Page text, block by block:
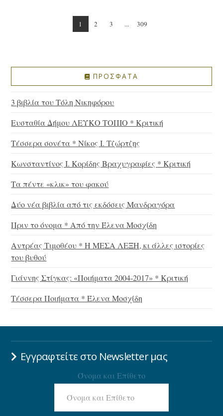
1 2 3 ... 309
ΠΡΟΣΦΑΤΑ
3 βιβλία του Τόλη Νικηφόρου
Ευσταθία Δήμου ΛΕΥΚΟ ΤΟΠΙΟ * Κριτική
Τέσσερα σονέτα * Νίκος Ι. Τζώρτζης
Κωνσταντίνος Ι. Κορίδης Βραχυγραφίες * Κριτική
Τα πέντε «κλικ» του φακού
Δύο νέα βιβλία από τις εκδόσεις Μανδραγόρα
Πριν το όνομα * Από την Έλενα Μοσχίδη
Αντρέας Τιμοθέου * Η ΜΕΣΑ ΛΕΞΗ, κι άλλες ιστορίες
του βυθού
Γιάννης Στίγκας: «Ποιήματα 2004-2017» * Κριτική
Τέσσερα Ποιήματα * Έλενα Μοσχίδη
Εγγραφτείτε στο Newsletter μας
Όνομα και Επίθετο